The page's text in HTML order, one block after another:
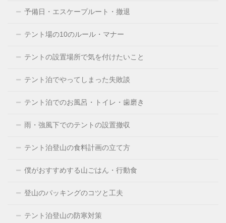
予備日・エスケープルート・撤退
テント場の10のルール・マナー
テントの設置場所で気を付けたいこと
テント泊でやってしまった失敗談
テント泊でのお風呂・トイレ・歯磨き
雨・強風下でのテントの設置撤収
テント泊登山の食料計画の立て方
僕がおすすめする山ごはん・行動食
登山のパッキングのコツと工夫
テント泊登山の防寒対策